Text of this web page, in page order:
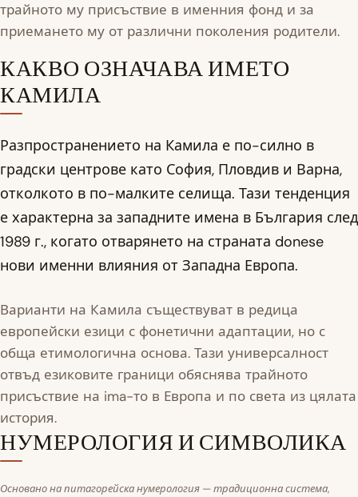
трайното му присъствие в именния фонд и за
приемането му от различни поколения родители.
КАКВО ОЗНАЧАВА ИМЕТО
КАМИЛА
Разпространението на Камила е по-силно в
градски центрове като София, Пловдив и Варна,
отколкото в по-малките селища. Тази тенденция
е характерна за западните имена в България след
1989 г., когато отварянето на страната donese
нови именни влияния от Западна Европа.
Варианти на Камила съществуват в редица
европейски езици с фонетични адаптации, но с
обща етимологична основа. Тази универсалност
отвъд езиковите граници обяснява трайното
присъствие на ima-то в Европа и по света из цялата
история.
НУМЕРОЛОГИЯ И СИМВОЛИКА
Основано на питагорейска нумерология — традиционна система,